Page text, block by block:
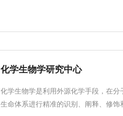
化学生物学研究中心
化学生物学是利用外源化学手段，在分
生命体系进行精准的识别、阐释、修饰